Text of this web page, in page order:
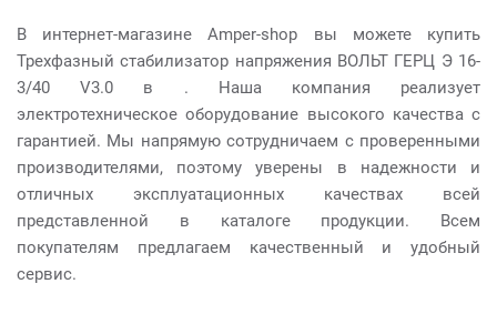
В интернет-магазине Amper-shop вы можете купить
Трехфазный стабилизатор напряжения ВОЛЬТ ГЕРЦ Э 16-
3/40 V3.0 в . Наша компания реализует
электротехническое оборудование высокого качества с
гарантией. Мы напрямую сотрудничаем с проверенными
производителями, поэтому уверены в надежности и
отличных эксплуатационных качествах всей
представленной в каталоге продукции. Всем
покупателям предлагаем качественный и удобный
сервис.